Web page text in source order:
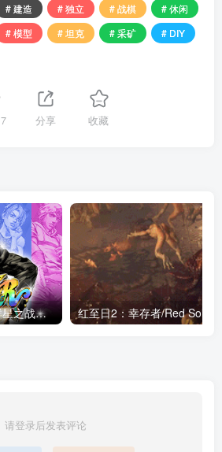
# 建造 # 独立 # 战棋
# 休闲
# 模型 # 坦克 # 采矿 # DIY
7 分享 收藏
JOJO的奇妙冒险：群星之战重制版/JoJo’s Bizarre Adventure: All-Star Battle R（更新v2.3.0重制版+透龙DLC+全DLC）
请登录后发表评论